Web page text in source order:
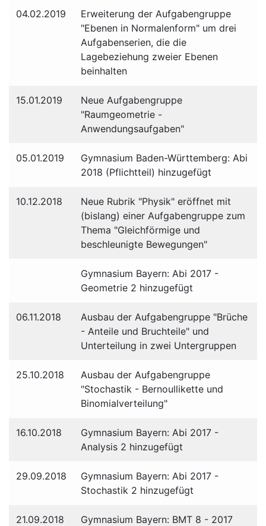
04.02.2019
Erweiterung der Aufgabengruppe
"Ebenen in Normalenform" um drei
Aufgabenserien, die die
Lagebeziehung zweier Ebenen
beinhalten
15.01.2019
Neue Aufgabengruppe
"Raumgeometrie -
Anwendungsaufgaben"
05.01.2019
Gymnasium Baden-Württemberg: Abi
2018 (Pflichtteil) hinzugefügt
10.12.2018
Neue Rubrik "Physik" eröffnet mit
(bislang) einer Aufgabengruppe zum
Thema "Gleichförmige und
beschleunigte Bewegungen"
Gymnasium Bayern: Abi 2017 -
Geometrie 2 hinzugefügt
06.11.2018
Ausbau der Aufgabengruppe "Brüche
- Anteile und Bruchteile" und
Unterteilung in zwei Untergruppen
25.10.2018
Ausbau der Aufgabengruppe
"Stochastik - Bernoullikette und
Binomialverteilung"
16.10.2018
Gymnasium Bayern: Abi 2017 -
Analysis 2 hinzugefügt
29.09.2018
Gymnasium Bayern: Abi 2017 -
Stochastik 2 hinzugefügt
21.09.2018
Gymnasium Bayern: BMT 8 - 2017